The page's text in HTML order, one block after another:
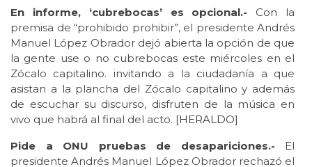
En informe, ‘cubrebocas’ es opcional.- Con la
premisa de “prohibido prohibir”, el presidente Andrés
Manuel López Obrador dejó abierta la opción de que
la gente use o no cubrebocas este miércoles en el
Zócalo capitalino. invitando a la ciudadanía a que
asistan a la plancha del Zócalo capitalino y además
de escuchar su discurso, disfruten de la música en
vivo que habrá al final del acto. [HERALDO]
Pide a ONU pruebas de desapariciones.- El
presidente Andrés Manuel López Obrador rechazó el